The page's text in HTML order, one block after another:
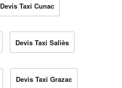
Devis Taxi Cunac
Devis Taxi Saliès
Devis Taxi Grazac